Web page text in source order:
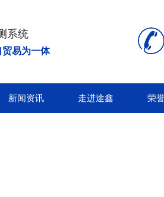
系统
易为一体
新闻资讯 走进途鑫 荣